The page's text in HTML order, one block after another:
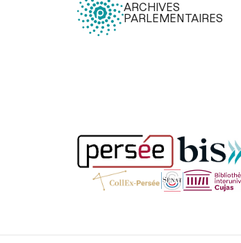
ARCHIVES
PARLEMENTAIRES
Légal